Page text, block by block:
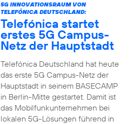
5G INNOVATIONSRAUM VON
TELEFÓNICA DEUTSCHLAND:
Telefónica startet
erstes 5G Campus-
Netz der Hauptstadt
Telefónica Deutschland hat heute
das erste 5G Campus-Netz der
Hauptstadt in seinem BASECAMP
in Berlin-Mitte gestartet. Damit ist
das Mobilfunkunternehmen bei
lokalen 5G-Lösungen führend in